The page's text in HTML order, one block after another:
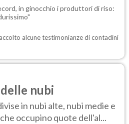
in ginocchio i produttori di riso:
alcune testimonianze di contadini
nubi
in nubi alte, nubi medie e
occupino quote dell'al...